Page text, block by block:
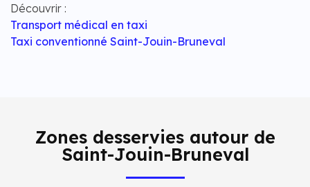
Découvrir :
Transport médical en taxi
Taxi conventionné Saint-Jouin-Bruneval
Zones desservies autour de
Saint-Jouin-Bruneval